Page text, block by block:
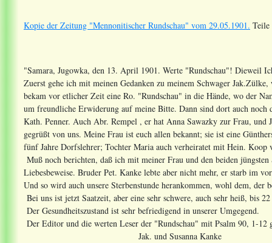
Kopie der Zeitung "Mennonitischer Rundschau" vom 29.05.1901. Teile
"Samara, Jugowka, den 13. April 1901. Werte "Rundschau"! Dieweil
Zuerst gehe ich mit meinen Gedanken zu meinem Schwager
bekam vor etlicher Zeit eine Ro. "Rundschau" in die Hände, wo der
um freundliche Erwiderung auf meine Bitte. Dann sind dort auch
Kath. Penner. Auch Abr. Rempel , er hat Anna Sawazky zur Frau,
gegrüßt von uns. Meine Frau ist euch allen bekannt; sie ist eine
fünf Jahre Dorfslehrer; Tochter Maria auch verheiratet mit Hein.
Muß noch berichten, daß ich mit meiner Frau und den beiden
Liebesbeweise. Bruder Pet. Kanke lebte aber nicht mehr, er starb im
Und so wird auch unsere Sterbenstunde herankommen, wohl dem,
Bei uns ist jetzt Saatzeit, aber eine sehr schwere, auch sehr heiß, bis
Der Gesundheitszustand ist sehr befriedigend in unserer Umgegend.
Der Editor und die werten Leser der "Rundschau" mit Psalm 90, 1-
Jak. und Susanna Kanke